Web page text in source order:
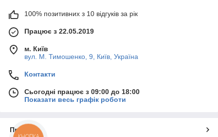
100% позитивних з 10 відгуків за рік
Працює з 22.05.2019
м. Київ
вул. М. Тимошенко, 9, Київ, Україна
Контакти
Сьогодні працює з 09:00 до 18:00
Показати весь графік роботи
Про нас